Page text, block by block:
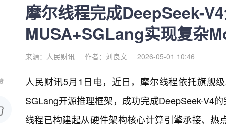
摩尔线程完成DeepSeek-
MUSA+SGLang实现复杂
来源：人民财讯 作者：刘良文 2026-05-01 10:46
人民财讯5月1日电， 近日，摩尔线程依托旗舰
SGLang开源推理框架，成功完成DeepSeek-V4
线程已构建起从硬件架构核心计算引擎承接、